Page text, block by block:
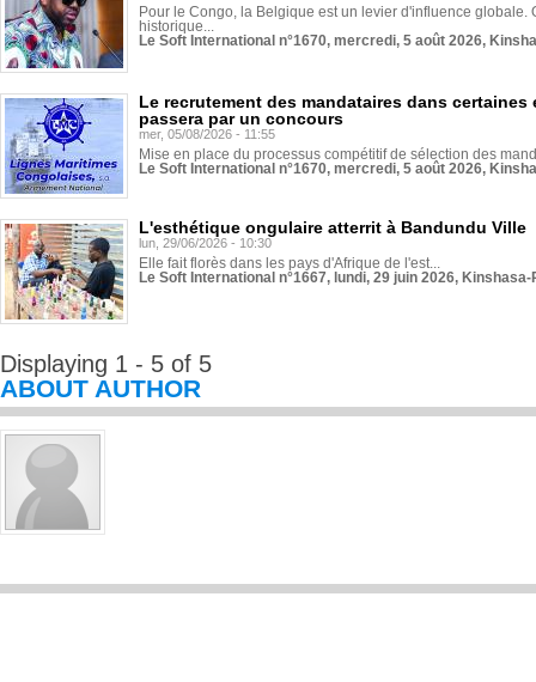
Pour le Congo, la Belgique est un levier d'influence globale.
historique...
Le Soft International n°1670, mercredi, 5 août 2026,
Le recrutement des mandataires dans
passera par un concours
mer, 05/08/2026 - 11:55
Mise en place du processus compétitif de sélection des
Le Soft International n°1670, mercredi, 5 août 2026,
L'esthétique ongulaire atterrit à Bandundu Ville
lun, 29/06/2026 - 10:30
Elle fait florès dans les pays d'Afrique de l'est...
Le Soft International n°1667, lundi, 29 juin 2026,
Displaying 1 - 5 of 5
ABOUT AUTHOR